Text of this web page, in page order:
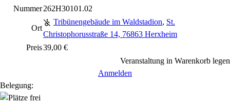
Nummer262H30101.02
Ort
Tribünengebäude im Waldstadion, St.
Christophorusstraße 14, 76863 Herxheim
Preis39,00 €
Veranstaltung in Warenkorb legen
Anmelden
Belegung: